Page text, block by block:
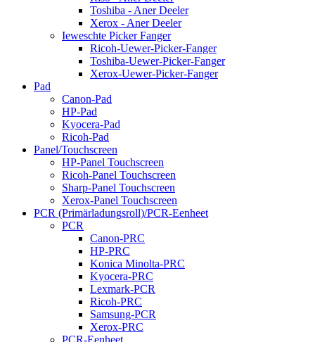
Toshiba - Aner Deeler
Xerox - Aner Deeler
Ieweschte Picker Fanger
Ricoh-Uewer-Picker-Fanger
Toshiba-Uewer-Picker-Fanger
Xerox-Uewer-Picker-Fanger
Pad
Canon-Pad
HP-Pad
Kyocera-Pad
Ricoh-Pad
Panel/Touchscreen
HP-Panel Touchscreen
Ricoh-Panel Touchscreen
Sharp-Panel Touchscreen
Xerox-Panel Touchscreen
PCR (Primärladungsroll)/PCR-Eenheet
PCR
Canon-PRC
HP-PRC
Konica Minolta-PRC
Kyocera-PRC
Lexmark-PCR
Ricoh-PRC
Samsung-PCR
Xerox-PRC
PCR-Eenheet